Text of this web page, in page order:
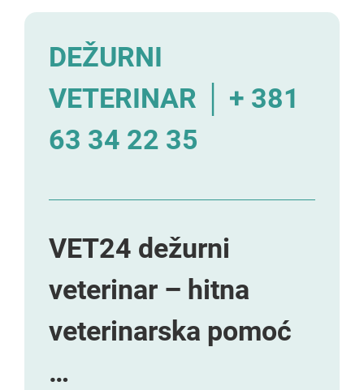
DEŽURNI
VETERINAR │ + 381
63 34 22 35
VET24 dežurni
veterinar – hitna
veterinarska pomoć
…